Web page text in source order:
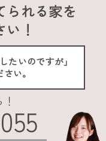
られる家を
！
たいのですが」
い。